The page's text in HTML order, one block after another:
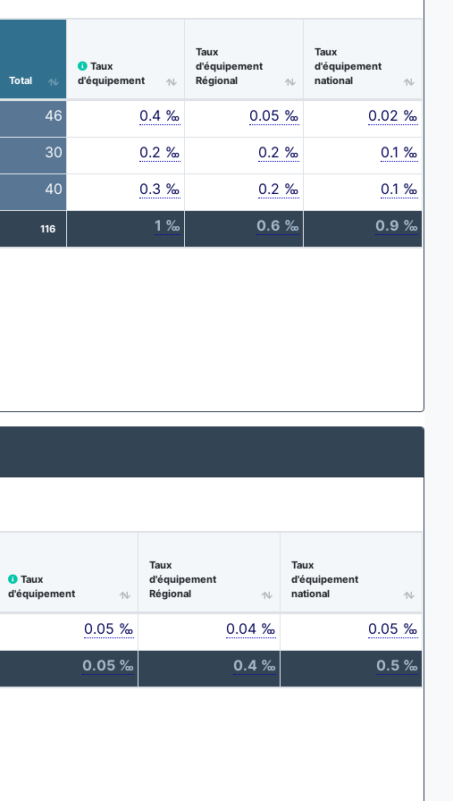
Total
Taux
d'équipement
Taux
d'équipement
Régional
Taux
d'équipement
national
46 0.4 ‰ 0.05 ‰ 0.02 ‰
30 0.2 ‰ 0.2 ‰ 0.1 ‰
40 0.3 ‰ 0.2 ‰ 0.1 ‰
116 1 ‰ 0.6 ‰ 0.9 ‰
Taux
d'équipement
Taux
d'équipement
Régional
Taux
d'équipement
national
0.05 ‰ 0.04 ‰ 0.05 ‰
0.05 ‰ 0.4 ‰ 0.5 ‰